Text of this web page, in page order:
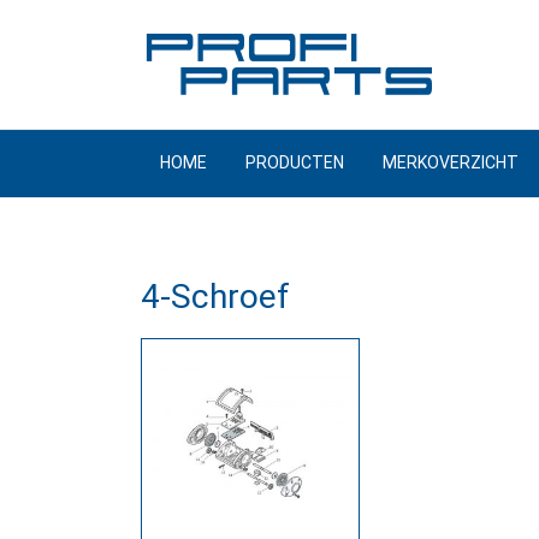
HOME PRODUCTEN MERKOVERZICHT
4-Schroef